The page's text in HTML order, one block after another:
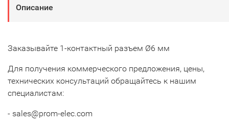
Описание
Заказывайте 1-контактный разъем Ø6 мм
Для получения коммерческого предложения, цены,
технических консультаций обращайтесь к нашим
специалистам:
- sales@prom-elec.com